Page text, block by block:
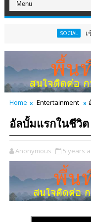
เชิญร่วม
Home Entertainment
อัลบั้มแรกในชีวิ
Anonymous 5 years